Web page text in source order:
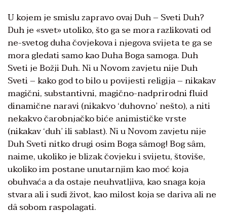
U kojem je smislu zapravo ovaj Duh – Sveti Duh?
Duh je «svet» utoliko, što ga se mora razlikovati od
ne-svetog duha čovjekova i njegova svijeta te ga se
mora gledati samo kao Duha Boga samoga. Duh
Sveti je Božji Duh. Ni u Novom zavjetu nije Duh
Sveti – kako god to bilo u povijesti religija – nikakav
magični, substantivni, magično-nadprirodni fluid
dinamične naravi (nikakvo ‘duhovno’ nešto), a niti
nekakvo čarobnjačko biće animističke vrste
(nikakav ‘duh’ ili sablast). Ni u Novom zavjetu nije
Duh Sveti nitko drugi osim Boga sâmog! Bog sâm,
naime, ukoliko je blizak čovjeku i svijetu, štoviše,
ukoliko im postane unutarnjim kao moć koja
obuhvaća a da ostaje neuhvatljiva, kao snaga koja
stvara ali i sudi život, kao milost koja se dariva ali ne
dâ sobom raspolagati.